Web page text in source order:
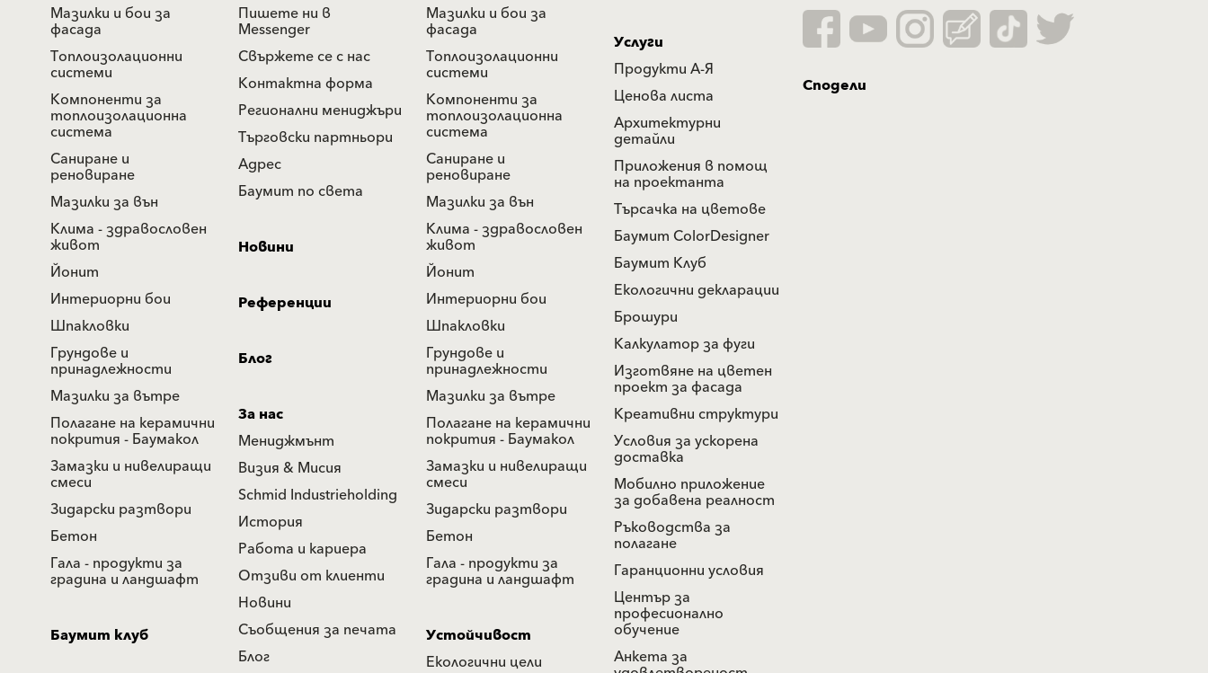
Мазилки и бои за
фасада
Топлоизолационни
системи
Компоненти за
топлоизолационна
система
Саниране и
реновиране
Мазилки за вън
Клима - здравословен
живот
Йонит
Интериорни бои
Шпакловки
Грундове и
принадлежности
Мазилки за вътре
Полагане на керамични
покрития - Баумакол
Замазки и нивелиращи
смеси
Зидарски разтвори
Бетон
Гала - продукти за
градина и ландшафт
Пишете ни в
Messenger
Свържете се с нас
Контактна форма
Регионални мениджъри
Търговски партньори
Адрес
Баумит по света
Мазилки и бои за
фасада
Топлоизолационни
системи
Компоненти за
топлоизолационна
система
Саниране и
реновиране
Мазилки за вън
Клима - здравословен
живот
Йонит
Интериорни бои
Шпакловки
Грундове и
принадлежности
Мазилки за вътре
Полагане на керамични
покрития - Баумакол
Замазки и нивелиращи
смеси
Зидарски разтвори
Бетон
Гала - продукти за
градина и ландшафт
Услуги
Продукти А-Я
Ценова листа
Архитектурни
детайли
Приложения в помощ
на проектанта
Търсачка на цветове
Баумит ColorDesigner
Баумит Клуб
Екологични декларации
Брошури
Калкулатор за фуги
Изготвяне на цветен
проект за фасада
Креативни структури
Условия за ускорена
доставка
Мобилно приложение
за добавена реалност
Ръководства за
полагане
Гаранционни условия
Център за
професионално
обучение
Анкета за
Новини
Референции
Блог
За нас
Мениджмънт
Визия & Мисия
Schmid Industrieholding
История
Работа и кариера
Отзиви от клиенти
Новини
Съобщения за печата
Блог
Баумит клуб
Устойчивост
Екологични цели
Сподели